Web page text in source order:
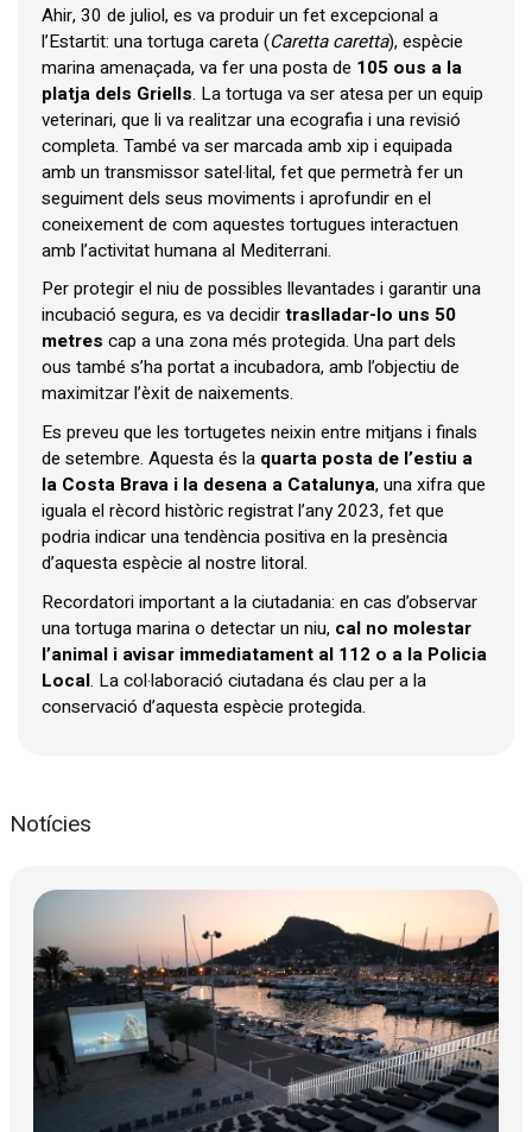
Ahir, 30 de juliol, es va produir un fet excepcional a
l’Estartit: una tortuga careta (Caretta caretta), espècie
marina amenaçada, va fer una posta de 105 ous a la
platja dels Griells. La tortuga va ser atesa per un equip
veterinari, que li va realitzar una ecografia i una revisió
completa. També va ser marcada amb xip i equipada
amb un transmissor satel·lital, fet que permetrà fer un
seguiment dels seus moviments i aprofundir en el
coneixement de com aquestes tortugues interactuen
amb l’activitat humana al Mediterrani.
Per protegir el niu de possibles llevantades i garantir una
incubació segura, es va decidirtraslladar-lo uns 50
metres cap a una zona més protegida. Una part dels
ous també s’ha portat a incubadora, amb l’objectiu de
maximitzar l’èxit de naixements.
Es preveu que les tortugetes neixin entre mitjans i finals
de setembre. Aquesta és la quarta posta de l’estiu a
la Costa Brava i la desena a Catalunya, una xifra que
iguala el rècord històric registrat l’any 2023, fet que
podria indicar una tendència positiva en la presència
d’aquesta espècie al nostre litoral.
Recordatori important a la ciutadania: en cas d’observar
una tortuga marina o detectar un niu, cal no molestar
l’animal i avisar immediatament al 112 o a la Policia
Local. La col·laboració ciutadana és clau per a la
conservació d’aquesta espècie protegida.
Notícies